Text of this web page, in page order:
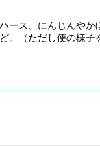
ース、にんじんやか
。（ただし便の様子